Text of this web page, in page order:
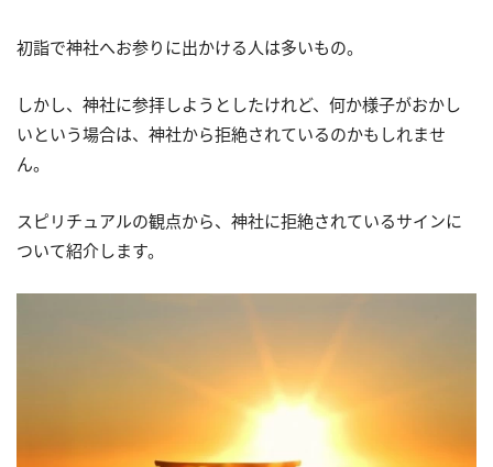
初詣で神社へお参りに出かける人は多いもの。
しかし、神社に参拝しようとしたけれど、何か様子がおかし
いという場合は、神社から拒絶されているのかもしれませ
ん。
スピリチュアルの観点から、神社に拒絶されているサインに
ついて紹介します。